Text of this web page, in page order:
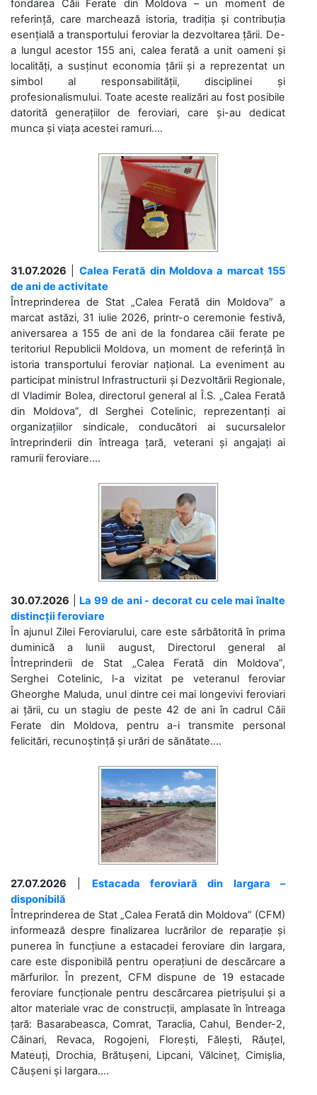
fondarea Căii Ferate din Moldova – un moment de
referință, care marchează istoria, tradiția și contribuția
esențială a transportului feroviar la dezvoltarea țării. De-
a lungul acestor 155 ani, calea ferată a unit oameni și
localități, a susținut economia țării și a reprezentat un
simbol al responsabilității, disciplinei și
profesionalismului. Toate aceste realizări au fost posibile
datorită generațiilor de feroviari, care și-au dedicat
munca și viața acestei ramuri....
31.07.2026
Calea Ferată din Moldova a marcat 155
de ani de activitate
Întreprinderea de Stat „Calea Ferată din Moldova” a
marcat astăzi, 31 iulie 2026, printr-o ceremonie festivă,
aniversarea a 155 de ani de la fondarea căii ferate pe
teritoriul Republicii Moldova, un moment de referință în
istoria transportului feroviar național. La eveniment au
participat ministrul Infrastructurii și Dezvoltării Regionale,
dl Vladimir Bolea, directorul general al Î.S. „Calea Ferată
din Moldova”, dl Serghei Cotelinic, reprezentanți ai
organizațiilor sindicale, conducători ai sucursalelor
întreprinderii din întreaga țară, veterani și angajați ai
ramurii feroviare....
30.07.2026
La 99 de ani - decorat cu cele mai înalte
distincții feroviare
În ajunul Zilei Feroviarului, care este sărbătorită în prima
duminică a lunii august, Directorul general al
Întreprinderii de Stat „Calea Ferată din Moldova”,
Serghei Cotelinic, l-a vizitat pe veteranul feroviar
Gheorghe Maluda, unul dintre cei mai longevivi feroviari
ai țării, cu un stagiu de peste 42 de ani în cadrul Căii
Ferate din Moldova, pentru a-i transmite personal
felicitări, recunoștință și urări de sănătate....
27.07.2026
Estacada feroviară din Iargara –
disponibilă
Întreprinderea de Stat „Calea Ferată din Moldova” (CFM)
informează despre finalizarea lucrărilor de reparație și
punerea în funcțiune a estacadei feroviare din Iargara,
care este disponibilă pentru operațiuni de descărcare a
mărfurilor. În prezent, CFM dispune de 19 estacade
feroviare funcționale pentru descărcarea pietrișului și a
altor materiale vrac de construcții, amplasate în întreaga
țară: Basarabeasca, Comrat, Taraclia, Cahul, Bender-2,
Căinari, Revaca, Rogojeni, Florești, Fălești, Răuțel,
Mateuți, Drochia, Brătușeni, Lipcani, Vălcineț, Cimișlia,
Căușeni și Iargara....